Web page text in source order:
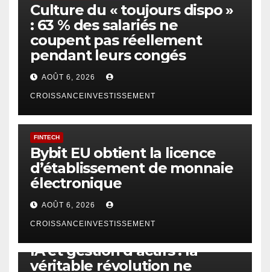
Culture du « toujours dispo »
: 63 % des salariés ne
coupent pas réellement
pendant leurs congés
AOÛT 6, 2026
CROISSANCEINVESTISSEMENT
FINTECH
Bybit EU obtient la licence
d’établissement de monnaie
électronique
AOÛT 6, 2026
CROISSANCEINVESTISSEMENT
IA et gestion d’actifs : la
véritable révolution ne